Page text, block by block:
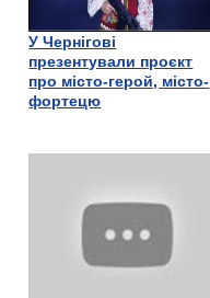
У Чернігові
презентували проєкт
про місто-герой, місто-
фортецю